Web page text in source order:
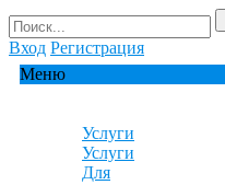
Вход Регистрация
Меню
Услуги
Услуги
Для